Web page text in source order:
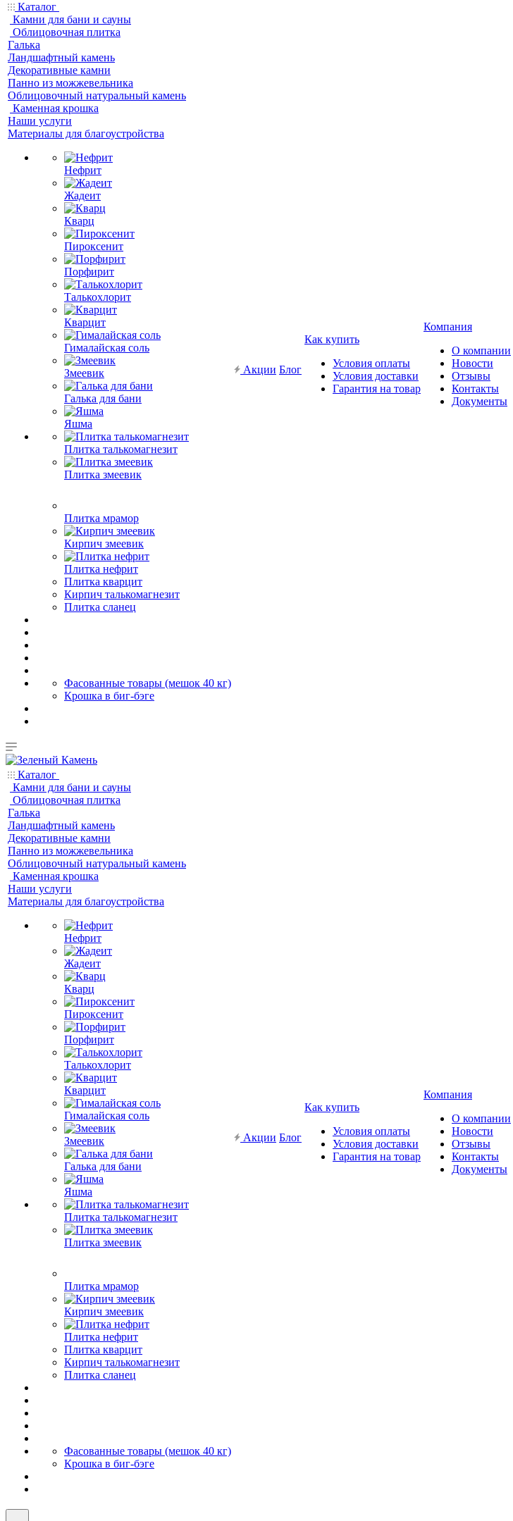
Каталог
Камни для бани и сауны
Облицовочная плитка
Галька
Ландшафтный камень
Декоративные камни
Панно из можжевельника
Облицовочный натуральный камень
Каменная крошка
Наши услуги
Материалы для благоустройства
Нефрит
Жадеит
Кварц
Пироксенит
Порфирит
Талькохлорит
Кварцит
Гималайская соль
Змеевик
Галька для бани
Яшма
Плитка талькомагнезит
Плитка змеевик
Плитка мрамор
Кирпич змеевик
Плитка нефрит
Плитка кварцит
Кирпич талькомагнезит
Плитка сланец
Фасованные товары (мешок 40 кг)
Крошка в биг-бэге
Акции Блог
Как купить
Условия оплаты
Условия доставки
Гарантия на товар
Компания
О компании
Новости
Отзывы
Контакты
Документы
Каталог
Камни для бани и сауны
Облицовочная плитка
Галька
Ландшафтный камень
Декоративные камни
Панно из можжевельника
Облицовочный натуральный камень
Каменная крошка
Наши услуги
Материалы для благоустройства
Нефрит
Жадеит
Кварц
Пироксенит
Порфирит
Талькохлорит
Кварцит
Гималайская соль
Змеевик
Галька для бани
Яшма
Плитка талькомагнезит
Плитка змеевик
Плитка мрамор
Кирпич змеевик
Плитка нефрит
Плитка кварцит
Кирпич талькомагнезит
Плитка сланец
Фасованные товары (мешок 40 кг)
Крошка в биг-бэге
Акции Блог
Как купить
Условия оплаты
Условия доставки
Гарантия на товар
Компания
О компании
Новости
Отзывы
Контакты
Документы